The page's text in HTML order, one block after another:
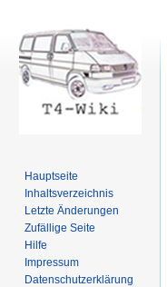
Hauptseite
Inhaltsverzeichnis
Letzte Änderungen
Zufällige Seite
Hilfe
Impressum
Datenschutzerklärung